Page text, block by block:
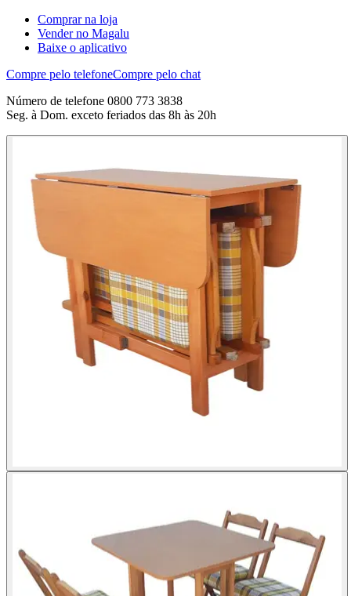
Comprar na loja
Vender no Magalu
Baixe o aplicativo
Compre pelo telefoneCompre pelo chat
Número de telefone 0800 773 3838
Seg. à Dom. exceto feriados das 8h às 20h